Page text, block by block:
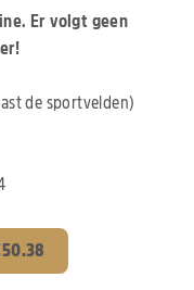
Er volgt geen
de sportvelden)
50.38